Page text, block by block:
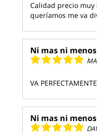
Calidad precio
queríamos me va
Ni mas ni menos
VA PERFECTAMENTE
Ni mas ni menos